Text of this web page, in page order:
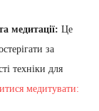
медитації: Це
за
техніки для
медитувати: